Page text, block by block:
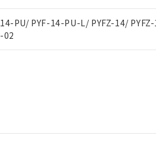
PU/ PYF-14-PU-L/ PYFZ-14/
02